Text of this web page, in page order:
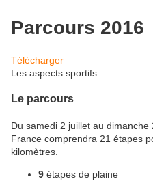
Parcours 2016
Télécharger
Les aspects sportifs
Le parcours
Du samedi 2 juillet au dimanche
France comprendra 21 étapes
kilomètres.
9 étapes de plaine